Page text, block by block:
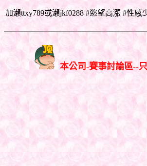
加瀨ttxy789或瀨jkf0288 #慾望高漲 #性感
本公司-賽事討論區--